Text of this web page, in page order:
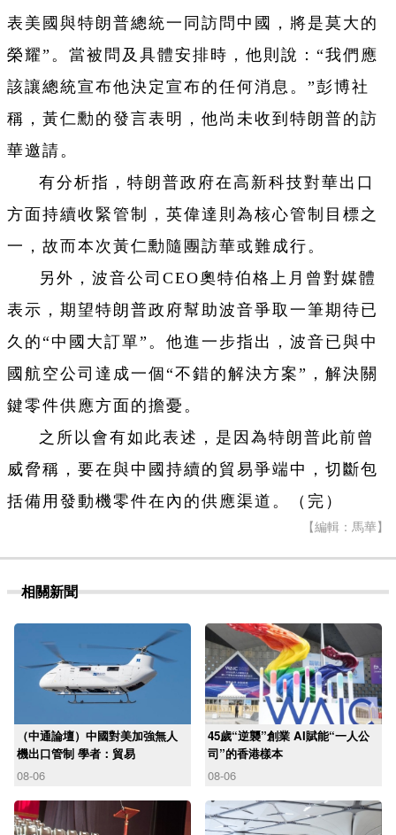
表美國與特朗普總統一同訪問中國，將是莫大的
榮耀”。當被問及具體安排時，他則說：“我們應
該讓總統宣布他決定宣布的任何消息。”彭博社
稱，黃仁勳的發言表明，他尚未收到特朗普的訪
華邀請。
有分析指，特朗普政府在高新科技對華出口
方面持續收緊管制，英偉達則為核心管制目標之
一，故而本次黃仁勳隨團訪華或難成行。
另外，波音公司CEO奧特伯格上月曾對媒體
表示，期望特朗普政府幫助波音爭取一筆期待已
久的“中國大訂單”。他進一步指出，波音已與中
國航空公司達成一個“不錯的解決方案”，解決關
鍵零件供應方面的擔憂。
之所以會有如此表述，是因為特朗普此前曾
威脅稱，要在與中國持續的貿易爭端中，切斷包
括備用發動機零件在內的供應渠道。（完）
【編輯：馬華】
相關新聞
（中通論壇）中國對美加強無人
機出口管制 學者：貿易
08-06
45歲“逆襲”創業 AI賦能“一人公
司”的香港樣本
08-06